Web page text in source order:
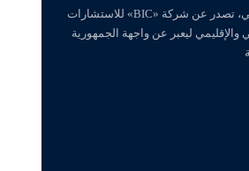
«وينرز – winners» منصة إلكترونية متخصصة في القطاع البنكي والمالي، تصدر عن شركة «BIC» للاستشارات
ليعبر عن واجهة الجمهورية